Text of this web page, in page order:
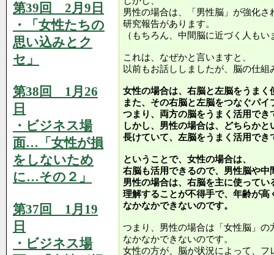
第39回 2月9日
・「女性たちの
思い込みとク
セ」
第38回 1月26
日
・ビジネス場
面…「女性が損
をしないため
に…その２」
第37回 1月19
日
・ビジネス場
男性の場合は、「男性脳」が強化
研究報告があります。
（もちろん、中間脳に近づく人もい
これは、なぜかと言いますと、
以前もお話ししましたが、脳の仕組
女性の場合は、右脳と左脳をうまく
また、その右脳と左脳をつなぐパ
つまり、両方の脳をうまく活用でき
しかし、男性の場合は、どちらか
長けていて、左脳をうまく活用でき
ということで、女性の場合は、
右脳も活用できるので、男性脳や
男性の場合は、右脳を主に使って
理解することが不得手で、年齢が
なかなかできないのです。
つまり、男性の場合は「女性脳」の
なかなかできないのです。
女性の方が、脳が状況によって、